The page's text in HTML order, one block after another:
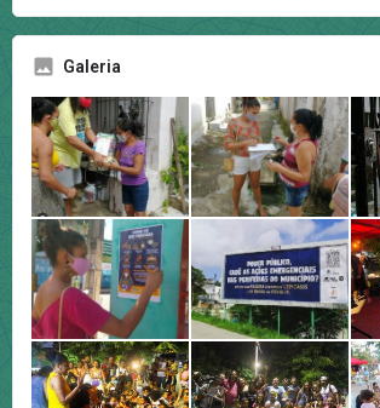
Galeria